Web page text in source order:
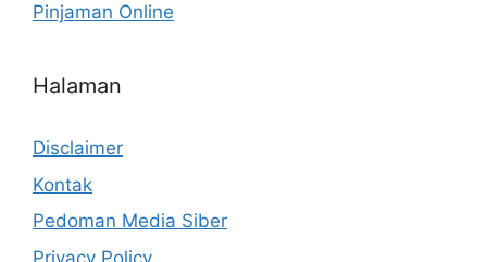
Pinjaman Online
Halaman
Disclaimer
Kontak
Pedoman Media Siber
Privacy Policy